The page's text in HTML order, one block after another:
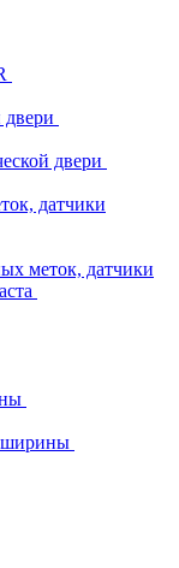
двери
двери
датчики
меток, датчики
ширины